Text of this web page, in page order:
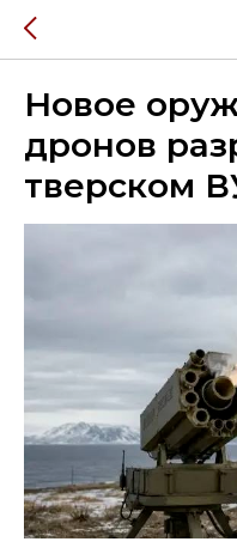
Новое
дронов
тверском